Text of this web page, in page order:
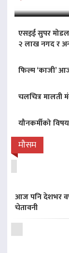
एसइई सुपर
२ लाख नगद र
फिल्म ‘काजी’
चलचित्र मालती
यौनकर्मीको
मौसम
आज पनि देशभर
चेतावनी